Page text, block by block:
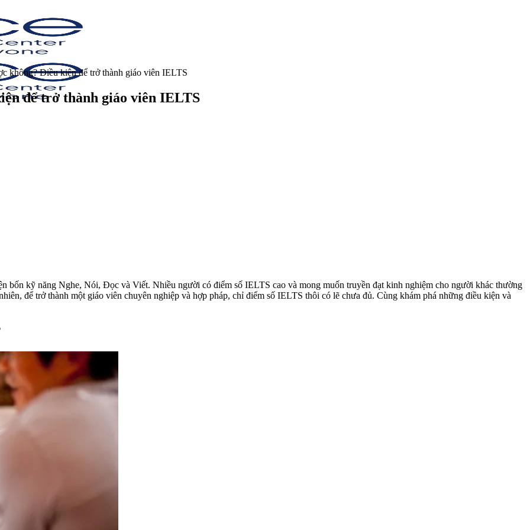
không? Điều kiện để trở thành giáo viên IELTS
để trở thành giáo viên IELTS
bốn kỹ năng Nghe, Nói, Đọc và Viết. Nhiều người có điểm số IELTS cao và mong muốn truyền đạt kinh nghiệm cho người khác thường
để trở thành một giáo viên chuyên nghiệp và hợp pháp, chỉ điểm số IELTS thôi có lẽ chưa đủ. Cùng khám phá những điều kiện và